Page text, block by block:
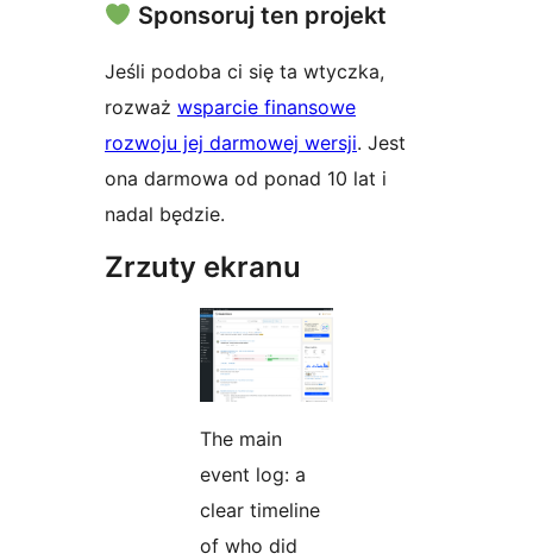
Sponsoruj ten projekt
Jeśli podoba ci się ta wtyczka,
rozważ wsparcie finansowe
rozwoju jej darmowej wersji. Jest
ona darmowa od ponad 10 lat i
nadal będzie.
Zrzuty ekranu
The main
event log: a
clear timeline
of who did